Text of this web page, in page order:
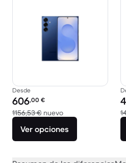
Desde
Precio reacondicionado:
606,00 €
1156,53 € nuevoEl dispositivo
Ver opciones